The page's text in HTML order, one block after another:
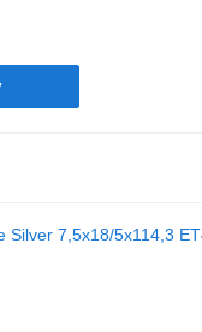
Silver 7,5x18/5x114,3